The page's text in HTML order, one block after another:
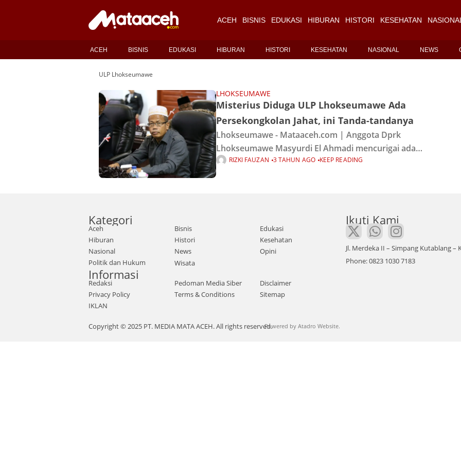
ACEH BISNIS EDUKASI HIBURAN HISTORI KESEHATAN NASIONAL
ACEH BISNIS EDUKASI HIBURAN HISTORI KESEHATAN NASIONAL NEWS
ULP Lhokseumawe
LHOKSEUMAWE
Misterius Diduga ULP Lhokseumawe Ada
Persekongkolan Jahat, ini Tanda-tandanya
Lhokseumawe - Mataaceh.com | Anggota Dprk
Lhokseumawe Masyurdi El Ahmadi mencurigai ada
permaina di bagian ULP kota Lhokseumawe, dirinya
banyak mendapat informasi terkait dugaan permainan
RIZKI FAUZAN 3 TAHUN AGO KEEP READING
Kategori
Aceh Bisnis
Edukasi
Hiburan
Histori
Kesehatan
Nasional
News
Opini
Politik dan Hukum
Wisata
Informasi
Redaksi Pedoman Media Siber
Disclaimer
Privacy Policy
Terms & Conditions
Sitemap
IKLAN
Ikuti Kami
Jl. Merdeka II – Simpang Kutablang –
Phone: 0823 1030 7183
Copyright © 2025 PT. MEDIA MATA ACEH. All rights reserved.Powered by Atadro Website.